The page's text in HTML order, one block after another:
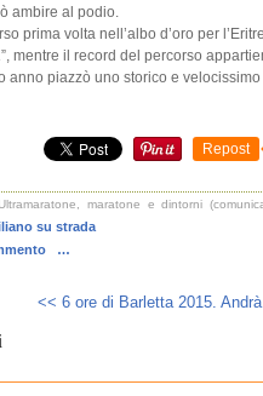
ambire al podio.
prima volta nell’albo d’oro per
mentre il record del percorso
anno piazzò uno storico e velocissimo
Repost
maratone e dintorni
su strada
…
<< 6 ore di Barletta 2015.